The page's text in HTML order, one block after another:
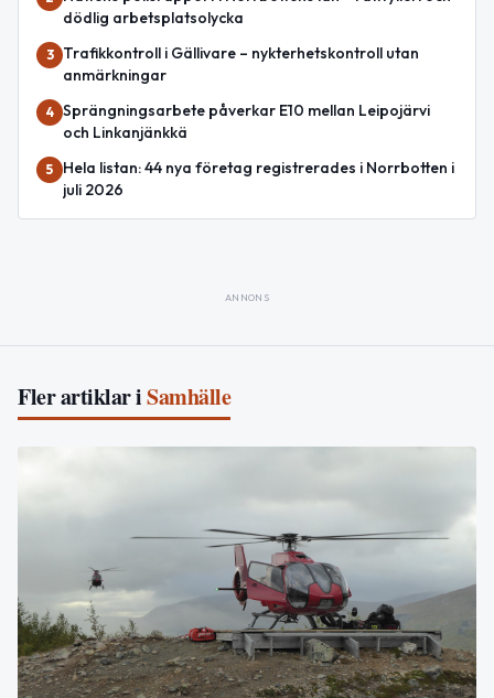
dödlig arbetsplatsolycka
3
Trafikkontroll i Gällivare – nykterhetskontroll utan
anmärkningar
4 Sprängningsarbete påverkar E10 mellan Leipojärvi
och Linkanjänkkä
5
Hela listan: 44 nya företag registrerades i Norrbotten i
juli 2026
ANNONS
Fler artiklar iSamhälle